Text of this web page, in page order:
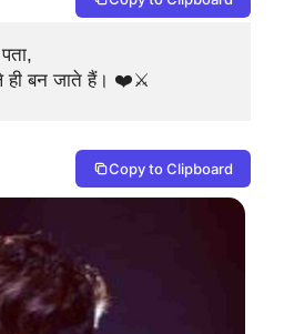
ही बन जाते हैं। ❤️⚔️
Copy to Clipboard